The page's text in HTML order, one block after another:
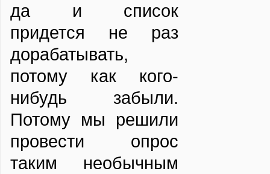
да и список
придется не раз
дорабатывать,
потому как кого-
нибудь забыли.
Потому мы решили
провести опрос
таким необычным